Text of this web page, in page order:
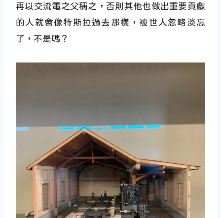
再以交流電之父稱之，否則其他也做出重要貢獻
的人就會像特斯拉過去那樣，被世人忽略淡忘
了，不是嗎？